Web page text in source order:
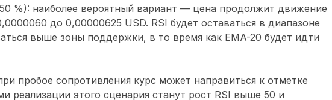
%): наиболее вероятный вариант — цена продолжит движение
до 0,00000625 USD. RSI будет оставаться в диапазоне
выше зоны поддержки, в то время как EMA-20 будет идти
пробое сопротивления курс может направиться к отметке
реализации этого сценария станут рост RSI выше 50 и